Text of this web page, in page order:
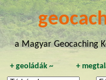
a Magyar Geocaching
+geoládák ~ +